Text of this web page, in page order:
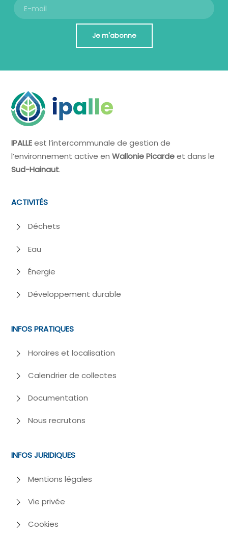
Je m'abonne
IPALLEest l’intercommunale de gestion de
l’environnement active enWallonie Picardeet dans le
Sud-Hainaut.
ACTIVITÉS
Déchets
Eau
Énergie
Développement durable
INFOS PRATIQUES
Horaires et localisation
Calendrier de collectes
Documentation
Nous recrutons
INFOS JURIDIQUES
Mentions légales
Vie privée
Cookies